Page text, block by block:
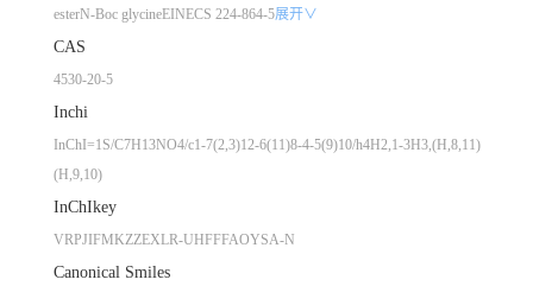
esterN-Boc glycineEINECS 224-864-5展开∨
CAS
4530-20-5
Inchi
InChI=1S/C7H13NO4/c1-7(2,3)12-6(11)8-4-5(9)10/h4H2,1-3H3,(H,8,11)
(H,9,10)
InChIkey
VRPJIFMKZZEXLR-UHFFFAOYSA-N
Canonical Smiles